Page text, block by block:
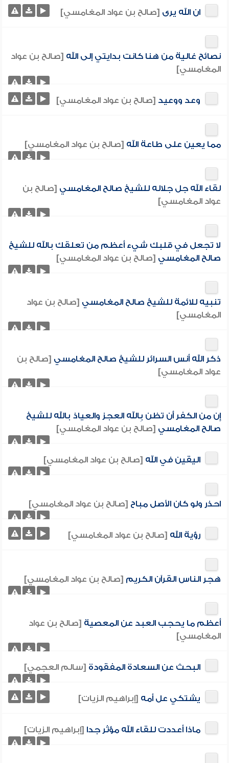
ان الله يرى [صالح بن عواد المغامسي]
نصائح غالية من هنا كانت بدايتي إلى الله [صالح بن عواد
المغامسي]
وعد ووعيد [صالح بن عواد المغامسي]
مما يعين على طاعة الله [صالح بن عواد المغامسي]
لقاء الله جل جلاله للشيخ صالح المغامسي [صالح بن
عواد المغامسي]
لا تجعل في قلبك شيء أعظم من تعلقك بالله للشيخ
صالح المغامسي [صالح بن عواد المغامسي]
تنبيه للائمة للشيخ صالح المغامسي [صالح بن عواد
المغامسي]
ذكر الله أنس السرائر للشيخ صالح المغامسي [صالح بن
عواد المغامسي]
إِن من الكفر أَن تظن بِالله العجز والعياذ بالله للشيخ
صالح المغامسي [صالح بن عواد المغامسي]
اليقين في الله [صالح بن عواد المغامسي]
احذر ولو كان الأصل مباح [صالح بن عواد المغامسي]
رؤية الله [صالح بن عواد المغامسي]
هجر الناس القرآن الكريم [صالح بن عواد المغامسي]
أعظم ما يحجب العبد عن المعصية [صالح بن عواد
المغامسي]
البحث عن السعادة المفقودة [سالم العجمي]
يشتكي عل أمه [إبراهيم الزيات]
ماذا أعددت للقاء الله مؤثر جدا [إبراهيم الزيات]